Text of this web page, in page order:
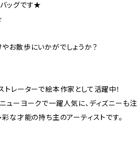
バッグです★
お散歩にいかがでしょうか？
レーターで絵本作家として活躍中！
ューヨークで一躍人気に、ディズニーも注
な才能の持ち主のアーティストです。